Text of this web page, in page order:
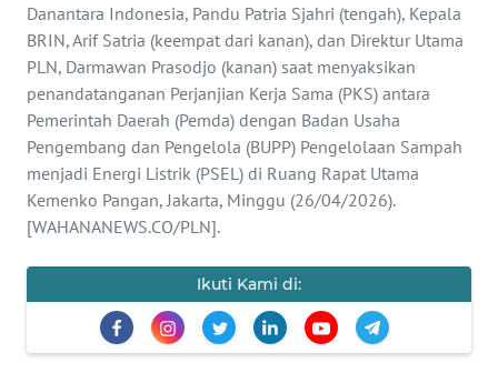
Danantara Indonesia, Pandu Patria Sjahri (tengah), Kepala
BRIN, Arif Satria (keempat dari kanan), dan Direktur Utama
PLN, Darmawan Prasodjo (kanan) saat menyaksikan
penandatanganan Perjanjian Kerja Sama (PKS) antara
Pemerintah Daerah (Pemda) dengan Badan Usaha
Pengembang dan Pengelola (BUPP) Pengelolaan Sampah
menjadi Energi Listrik (PSEL) di Ruang Rapat Utama
Kemenko Pangan, Jakarta, Minggu (26/04/2026).
[WAHANANEWS.CO/PLN].
Ikuti Kami di:
PENDIDIKAN
OLAHRAGA